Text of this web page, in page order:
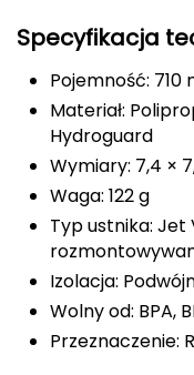
Gilmonte
Giro
Grand Trunk
Granger's
Gregory
Specyfikacja
Pojemność: 710
Materiał:
Hydroguard
Wymiary: 7,4 ×
Waga: 122 g
Typ ustnika:
Izolacja:
Wolny od: BPA,
Przeznaczenie: